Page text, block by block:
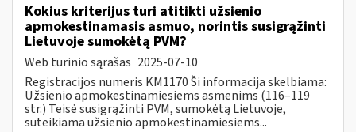
Kokius kriterijus turi atitikti užsienio
apmokestinamasis asmuo, norintis susigrąžinti
Lietuvoje sumokėtą PVM?
Web turinio sąrašas 2025-07-10
Registracijos numeris KM1170 Ši informacija skelbiama:
Užsienio apmokestinamiesiems asmenims (116–119
str.) Teisė susigrąžinti PVM, sumokėtą Lietuvoje,
suteikiama užsienio apmokestinamiesiems...